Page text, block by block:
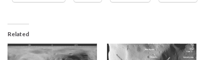
Related